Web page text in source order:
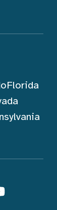
Florida